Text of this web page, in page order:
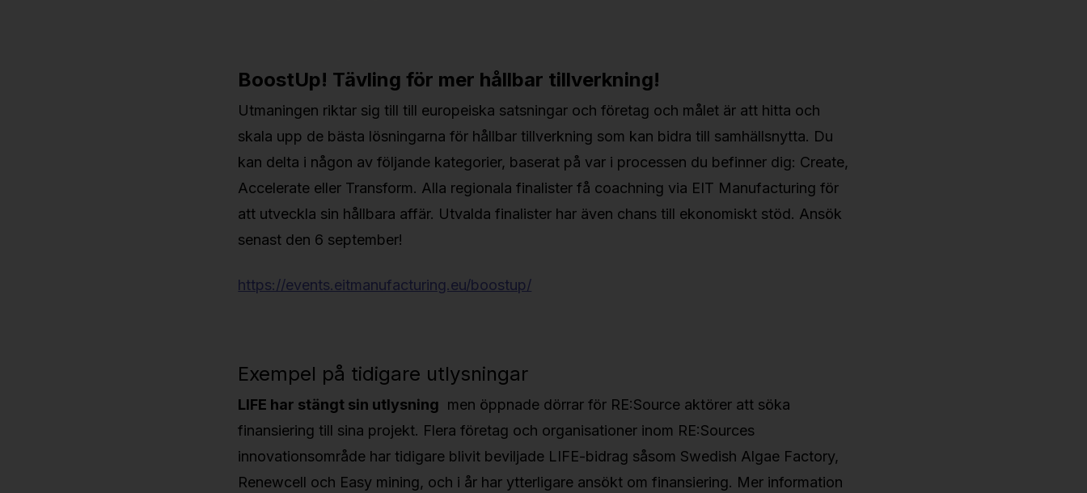
BoostUp! Tävling för mer hållbar tillverkning!
Utmaningen riktar sig till till europeiska satsningar och företag och målet är att hitta och
skala upp de bästa lösningarna för hållbar tillverkning som kan bidra till samhällsnytta. Du
kan delta i någon av följande kategorier, baserat på var i processen du befinner dig: Create,
Accelerate eller Transform. Alla regionala finalister få coachning via EIT Manufacturing för
att utveckla sin hållbara affär. Utvalda finalister har även chans till ekonomiskt stöd. Ansök
senast den 6 september!
https://events.eitmanufacturing.eu/boostup/
Exempel på tidigare utlysningar
LIFE har stängt sin utlysning men öppnade dörrar för RE:Source aktörer att söka
finansiering till sina projekt. Flera företag och organisationer inom RE:Sources
innovationsområde har tidigare blivit beviljade LIFE-bidrag såsom Swedish Algae Factory,
Renewcell och Easy mining, och i år har ytterligare ansökt om finansiering. Mer information